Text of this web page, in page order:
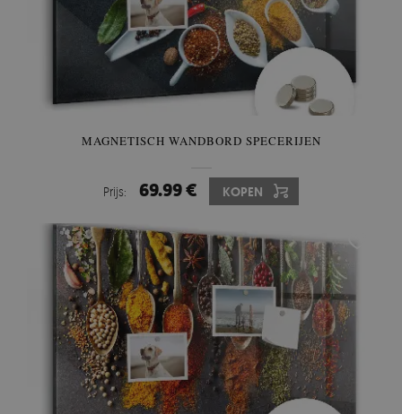
MAGNETISCH WANDBORD SPECERIJEN
Prijs: 69.99 € KOPEN